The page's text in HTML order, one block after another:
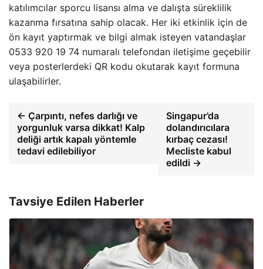
katılımcılar sporcu lisansı alma ve dalışta süreklilik
kazanma fırsatına sahip olacak. Her iki etkinlik için de
ön kayıt yaptırmak ve bilgi almak isteyen vatandaşlar
0533 920 19 74 numaralı telefondan iletişime geçebilir
veya posterlerdeki QR kodu okutarak kayıt formuna
ulaşabilirler.
← Çarpıntı, nefes darlığı ve
yorgunluk varsa dikkat! Kalp
deliği artık kapalı yöntemle
tedavi edilebiliyor
Singapur’da
dolandırıcılara
kırbaç cezası!
Mecliste kabul
edildi →
Tavsiye Edilen Haberler